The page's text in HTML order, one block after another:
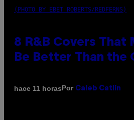
(PHOTO BY EBET ROBERTS/REDFERNS)
8 R&B Covers That
Be Better Than the
hace 11 horasPor Caleb Catlin